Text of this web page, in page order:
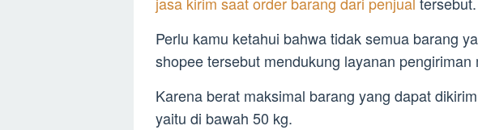
Perlu kamu ketahui bahwa tidak semua barang
shopee tersebut mendukung layanan pengiriman
Karena berat maksimal barang yang dapat
yaitu di bawah 50 kg.